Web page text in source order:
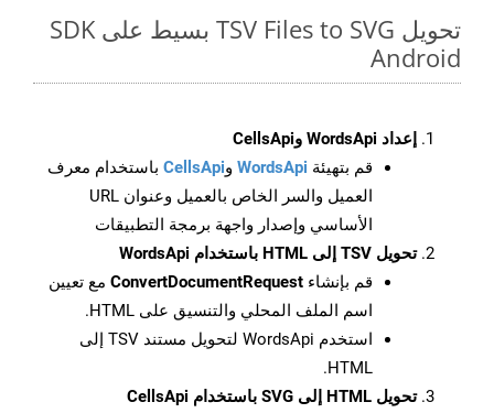
تحويل TSV Files to SVG بسيط على SDK
Android
إعداد WordsApi وCellsApi
قم بتهيئة WordsApi وCellsApi باستخدام معرف
العميل والسر الخاص بالعميل وعنوان URL
الأساسي وإصدار واجهة برمجة التطبيقات
تحويل TSV إلى HTML باستخدام WordsApi
قم بإنشاء ConvertDocumentRequest مع تعيين
اسم الملف المحلي والتنسيق على HTML.
استخدم WordsApi لتحويل مستند TSV إلى
HTML.
تحويل HTML إلى SVG باستخدام CellsApi